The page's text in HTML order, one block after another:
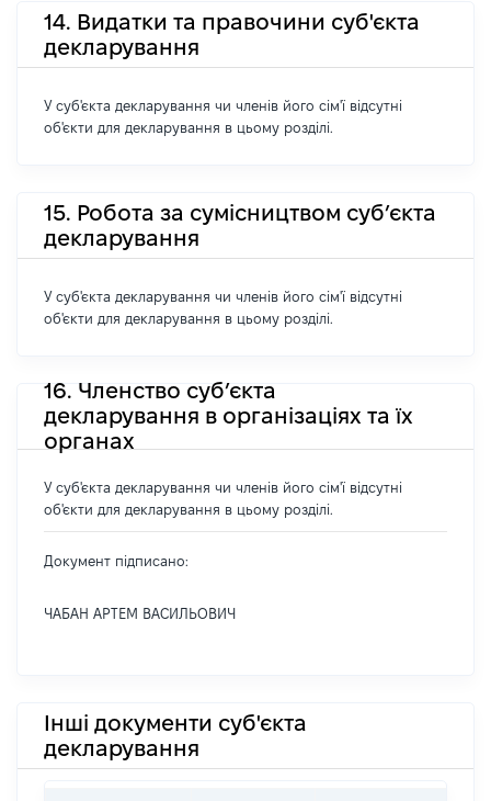
14. Видатки та правочини суб'єкта
декларування
У суб'єкта декларування чи членів його сім'ї відсутні
об'єкти для декларування в цьому розділі.
15. Робота за сумісництвом суб’єкта
декларування
У суб'єкта декларування чи членів його сім'ї відсутні
об'єкти для декларування в цьому розділі.
16. Членство суб’єкта
декларування в організаціях та їх
органах
У суб'єкта декларування чи членів його сім'ї відсутні
об'єкти для декларування в цьому розділі.
Документ підписано:
ЧАБАН АРТЕМ ВАСИЛЬОВИЧ
Інші документи суб'єкта
декларування